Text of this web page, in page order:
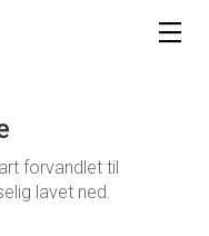
forvandlet til
lavet ned.